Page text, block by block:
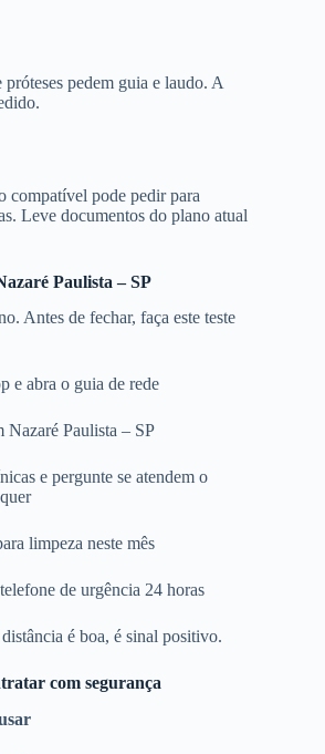
pedem guia e laudo. A
compatível pode pedir para
Leve documentos do plano atual
Paulista – SP
Antes de fechar, faça este teste
e abra o guia de rede
Paulista – SP
e pergunte se atendem o
limpeza neste mês
de urgência 24 horas
é boa, é sinal positivo.
com segurança